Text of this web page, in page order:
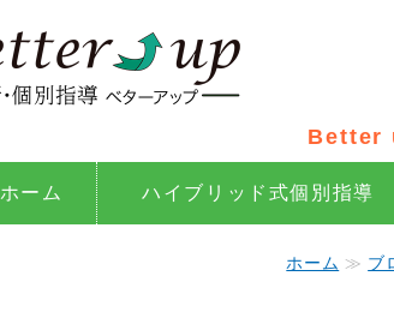
映像
Better
ホーム ハイブリッド式個別指導
ホーム ≫ ブ